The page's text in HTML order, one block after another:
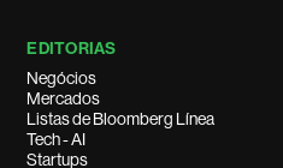
EDITORIAS
Negócios
Mercados
Listas de Bloomberg Línea
Tech - AI
Startups